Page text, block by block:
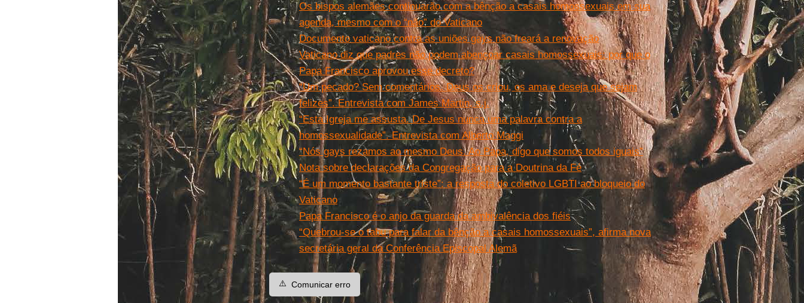
Os bispos alemães continuarão com a bênção a casais homossexuais em sua
agenda, mesmo com o “não” do Vaticano
Documento vaticano contra as uniões gays não freará a renovação
Vaticano diz que padres não podem abençoar casais homossexuais: por que o
Papa Francisco aprovou esse decreto?
“Um pecado? Sem comentários. Deus os criou, os ama e deseja que sejam
felizes”. Entrevista com James Martin, s.j.
“Esta Igreja me assusta. De Jesus nunca uma palavra contra a
homossexualidade”. Entrevista com Alberto Maggi
“Nós gays rezamos ao mesmo Deus. Ao Papa, digo que somos todos iguais”
Nota sobre declarações da Congregação para a Doutrina da Fé
“É um momento bastante triste”: a resposta do coletivo LGBTI ao bloqueio do
Vaticano
Papa Francisco é o anjo da guarda da ambivalência dos fiéis
“Quebrou-se o tabu para falar da bênção a casais homossexuais”, afirma nova
secretária geral da Conferência Episcopal Alemã
⚠️ Comunicar erro